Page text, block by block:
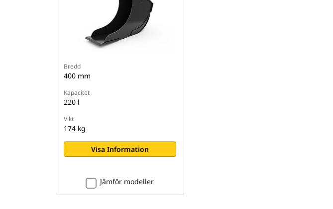
Bredd
400 mm
Kapacitet
220 l
Vikt
174 kg
Visa Information
Jämför modeller